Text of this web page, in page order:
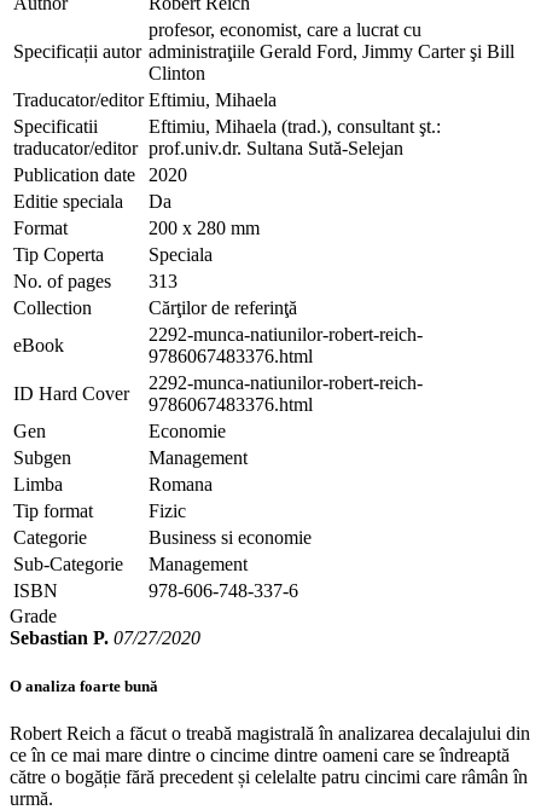
Specificații autor
profesor, economist, care a lucrat cu
administraţiile Gerald Ford, Jimmy Carter şi Bill
Clinton
Traducator/editor Eftimiu, Mihaela
Specificatii
traducator/editor
Eftimiu, Mihaela (trad.), consultant şt.:
prof.univ.dr. Sultana Sută-Selejan
Publication date
2020
Editie speciala
Da
Format
200 x 280 mm
Tip Coperta
Speciala
No. of pages
313
Collection
Cărţilor de referinţă
eBook
2292-munca-natiunilor-robert-reich-
9786067483376.html
ID Hard Cover
2292-munca-natiunilor-robert-reich-
9786067483376.html
Gen
Economie
Subgen
Management
Limba
Romana
Tip format
Fizic
Categorie
Business si economie
Sub-Categorie
Management
ISBN
978-606-748-337-6
Grade
Sebastian P. 07/27/2020
O analiza foarte bună
Robert Reich a făcut o treabă magistrală în analizarea decalajului din
ce în ce mai mare dintre o cincime dintre oameni care se îndreaptă
către o bogăție fără precedent și celelalte patru cincimi care râmân în
urmă.